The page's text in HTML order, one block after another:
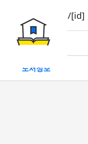
book/rent/[id]
대여
도서정보